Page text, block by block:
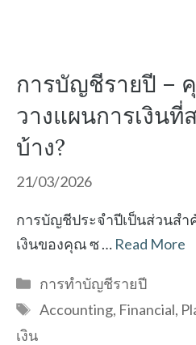
การบัญชีรายปี –
วางแผนการเงินที่
บ้าง?
21/03/2026
การบัญชีประจำปีเป็นส่วนส
เงินของคุณ ซ … Read More
Categories
การทำบัญชีรายปี
Tags
Accounting, Financial,
เงิน